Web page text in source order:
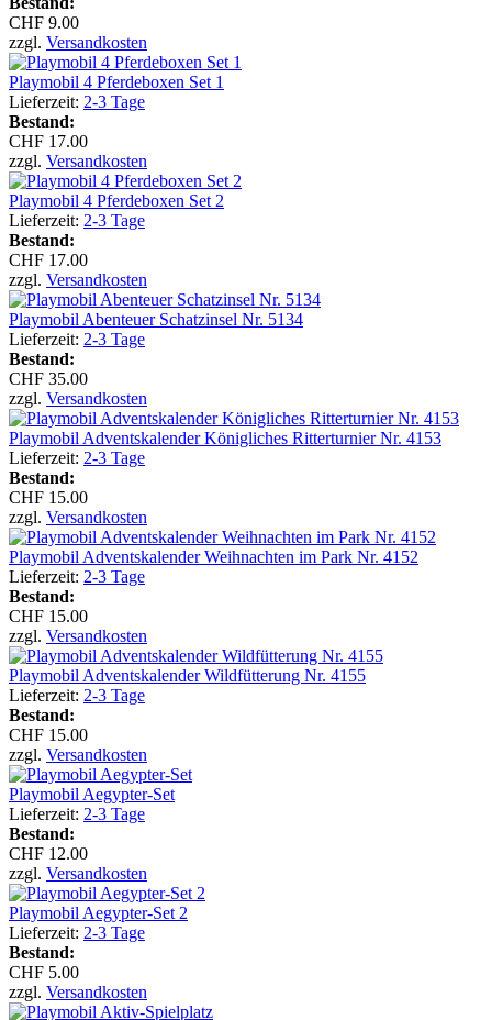
CHF 9.00
zzgl. Versandkosten
Playmobil 4 Pferdeboxen Set 1
Lieferzeit: 2-3 Tage
Bestand:
CHF 17.00
zzgl. Versandkosten
Playmobil 4 Pferdeboxen Set 2
Lieferzeit: 2-3 Tage
Bestand:
CHF 17.00
zzgl. Versandkosten
Playmobil Abenteuer Schatzinsel Nr. 5134
Lieferzeit: 2-3 Tage
Bestand:
CHF 35.00
zzgl. Versandkosten
Playmobil Adventskalender Königliches Ritterturnier Nr. 4153
Lieferzeit: 2-3 Tage
Bestand:
CHF 15.00
zzgl. Versandkosten
Playmobil Adventskalender Weihnachten im Park Nr. 4152
Lieferzeit: 2-3 Tage
Bestand:
CHF 15.00
zzgl. Versandkosten
Playmobil Adventskalender Wildfütterung Nr. 4155
Lieferzeit: 2-3 Tage
Bestand:
CHF 15.00
zzgl. Versandkosten
Playmobil Aegypter-Set
Lieferzeit: 2-3 Tage
Bestand:
CHF 12.00
zzgl. Versandkosten
Playmobil Aegypter-Set 2
Lieferzeit: 2-3 Tage
Bestand:
CHF 5.00
zzgl. Versandkosten